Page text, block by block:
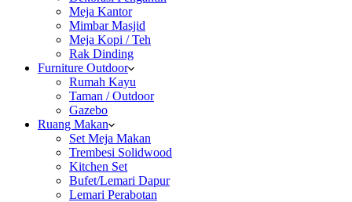
Meja Kantor
Mimbar Masjid
Meja Kopi / Teh
Rak Dinding
Furniture Outdoor
Rumah Kayu
Taman / Outdoor
Gazebo
Ruang Makan
Set Meja Makan
Trembesi Solidwood
Kitchen Set
Bufet/Lemari Dapur
Lemari Perabotan